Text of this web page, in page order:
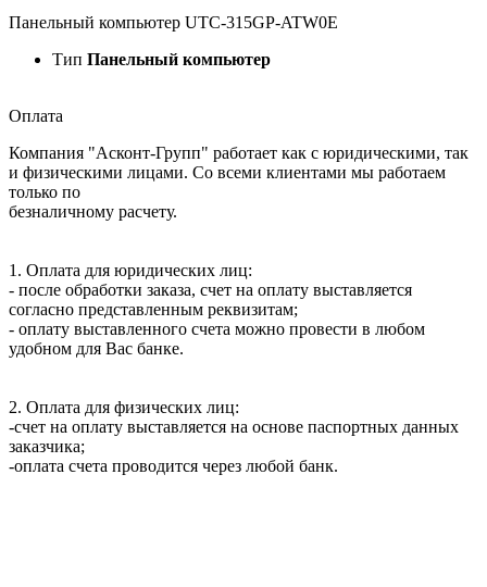
Панельный компьютер UTC-315GP-ATW0E
Тип Панельный компьютер
Оплата
Компания "Асконт-Групп" работает как с юридическими, так
и физическими лицами. Со всеми клиентами мы работаем
только по
безналичному расчету.
1. Оплата для юридических лиц:
- после обработки заказа, счет на оплату выставляется
согласно представленным реквизитам;
- оплату выставленного счета можно провести в любом
удобном для Вас банке.
2. Оплата для физических лиц:
-счет на оплату выставляется на основе паспортных данных
заказчика;
-оплата счета проводится через любой банк.